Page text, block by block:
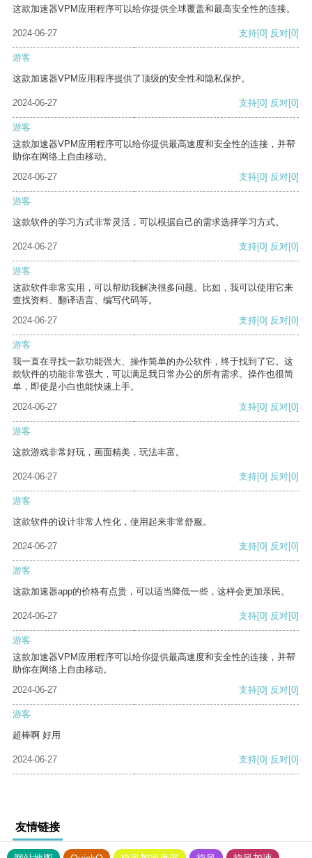
这款加速器VPM应用程序可以给你提供全球覆盖和最高安全性的连接。
2024-06-27 支持[0] 反对[0]
游客
这款加速器VPM应用程序提供了顶级的安全性和隐私保护。
2024-06-27 支持[0] 反对[0]
游客
这款加速器VPM应用程序可以给你提供最高速度和安全性的连接，并帮
助你在网络上自由移动。
2024-06-27
支持[0] 反对[0]
游客
这款软件的学习方式非常灵活，可以根据自己的需求选择学习方式。
2024-06-27 支持[0] 反对[0]
游客
这款软件非常实用，可以帮助我解决很多问题。比如，我可以使用它来
查找资料、翻译语言、编写代码等。
2024-06-27
支持[0] 反对[0]
游客
我一直在寻找一款功能强大、操作简单的办公软件，终于找到了它。这
款软件的功能非常强大，可以满足我日常办公的所有需求。操作也很简
单，即使是小白也能快速上手。
2024-06-27
支持[0] 反对[0]
游客
这款游戏非常好玩，画面精美，玩法丰富。
2024-06-27 支持[0] 反对[0]
游客
这款软件的设计非常人性化，使用起来非常舒服。
2024-06-27 支持[0] 反对[0]
游客
这款加速器app的价格有点贵，可以适当降低一些，这样会更加亲民。
2024-06-27 支持[0] 反对[0]
游客
这款加速器VPM应用程序可以给你提供最高速度和安全性的连接，并帮
助你在网络上自由移动。
2024-06-27
支持[0] 反对[0]
游客
超棒啊 好用
2024-06-27 支持[0] 反对[0]
友情链接